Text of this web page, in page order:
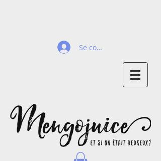
Se connecter